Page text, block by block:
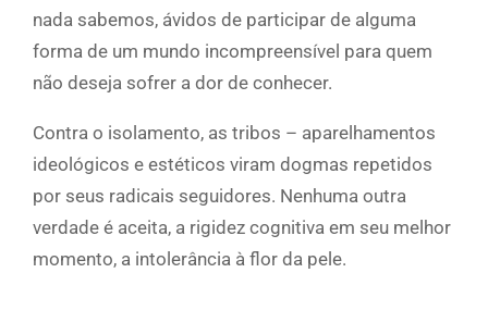
nada sabemos, ávidos de participar de alguma
forma de um mundo incompreensível para quem
não deseja sofrer a dor de conhecer.
Contra o isolamento, as tribos – aparelhamentos
ideológicos e estéticos viram dogmas repetidos
por seus radicais seguidores. Nenhuma outra
verdade é aceita, a rigidez cognitiva em seu melhor
momento, a intolerância à flor da pele.